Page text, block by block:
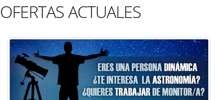
OFERTAS ACTUALES